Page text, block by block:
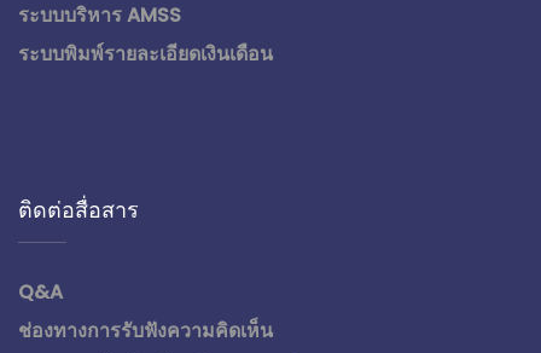
ระบบบริหาร AMSS
ระบบพิมพ์รายละเอียดเงินเดือน
ติดต่อสื่อสาร
Q&A
ช่องทางการรับฟังความคิดเห็น